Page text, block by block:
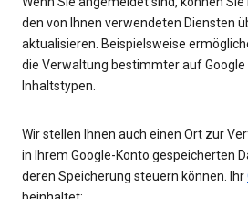
den von Ihnen verwendeten Diensten
aktualisieren. Beispielsweise
die Verwaltung bestimmter auf
Inhaltstypen.
Wir stellen Ihnen auch einen Ort zur
in Ihrem Google-Konto gespeicherten
deren Speicherung steuern können. Ihr